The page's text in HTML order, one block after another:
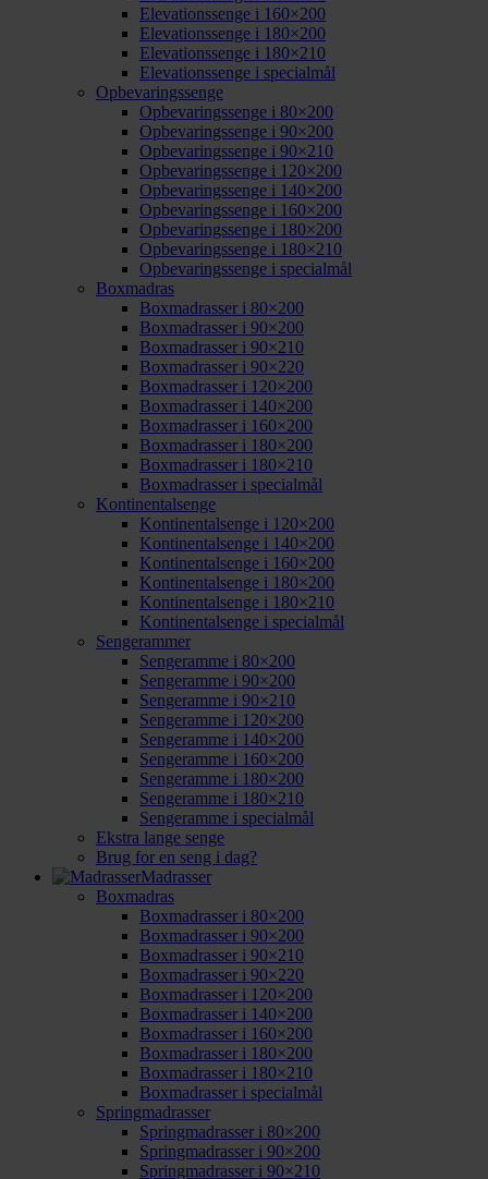
Elevationssenge i 160×200
Elevationssenge i 180×200
Elevationssenge i 180×210
Elevationssenge i specialmål
Opbevaringssenge
Opbevaringssenge i 80×200
Opbevaringssenge i 90×200
Opbevaringssenge i 90×210
Opbevaringssenge i 120×200
Opbevaringssenge i 140×200
Opbevaringssenge i 160×200
Opbevaringssenge i 180×200
Opbevaringssenge i 180×210
Opbevaringssenge i specialmål
Boxmadras
Boxmadrasser i 80×200
Boxmadrasser i 90×200
Boxmadrasser i 90×210
Boxmadrasser i 90×220
Boxmadrasser i 120×200
Boxmadrasser i 140×200
Boxmadrasser i 160×200
Boxmadrasser i 180×200
Boxmadrasser i 180×210
Boxmadrasser i specialmål
Kontinentalsenge
Kontinentalsenge i 120×200
Kontinentalsenge i 140×200
Kontinentalsenge i 160×200
Kontinentalsenge i 180×200
Kontinentalsenge i 180×210
Kontinentalsenge i specialmål
Sengerammer
Sengeramme i 80×200
Sengeramme i 90×200
Sengeramme i 90×210
Sengeramme i 120×200
Sengeramme i 140×200
Sengeramme i 160×200
Sengeramme i 180×200
Sengeramme i 180×210
Sengeramme i specialmål
Ekstra lange senge
Brug for en seng i dag?
Madrasser
Boxmadras
Boxmadrasser i 80×200
Boxmadrasser i 90×200
Boxmadrasser i 90×210
Boxmadrasser i 90×220
Boxmadrasser i 120×200
Boxmadrasser i 140×200
Boxmadrasser i 160×200
Boxmadrasser i 180×200
Boxmadrasser i 180×210
Boxmadrasser i specialmål
Springmadrasser
Springmadrasser i 80×200
Springmadrasser i 90×200
Springmadrasser i 90×210